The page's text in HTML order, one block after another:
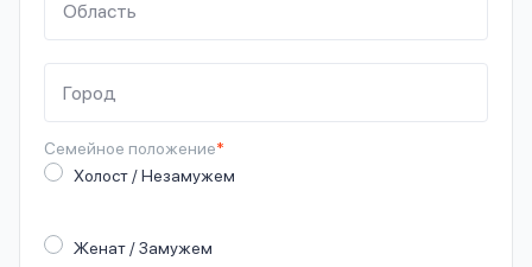
Семейное положение*
Холост / Незамужем
Женат / Замужем